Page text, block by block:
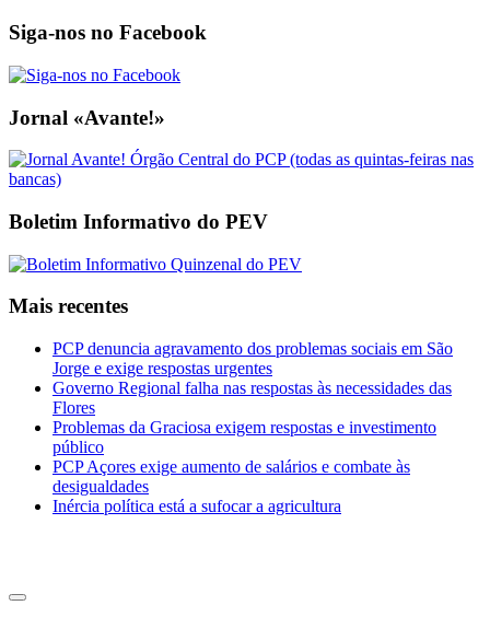
Siga-nos no Facebook
Jornal «Avante!»
Boletim Informativo do PEV
Mais recentes
PCP denuncia agravamento dos problemas sociais em São
Jorge e exige respostas urgentes
Governo Regional falha nas respostas às necessidades das
Flores
Problemas da Graciosa exigem respostas e investimento
público
PCP Açores exige aumento de salários e combate às
desigualdades
Inércia política está a sufocar a agricultura